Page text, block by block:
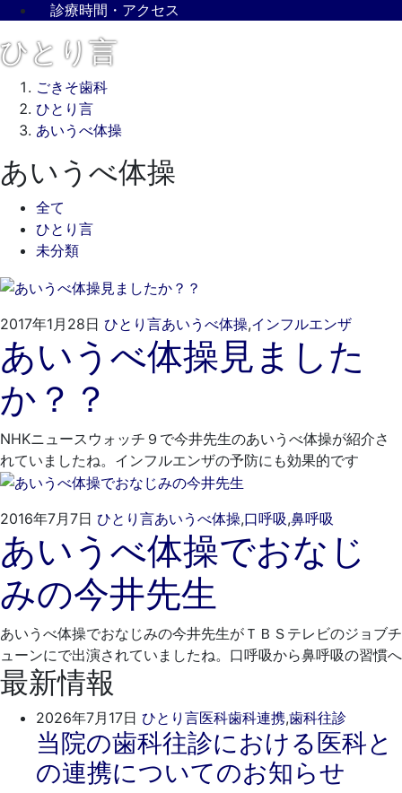
診療時間・アクセス
ひとり言
ごきそ歯科
ひとり言
あいうべ体操
あいうべ体操
全て
ひとり言
未分類
2017年1月28日 ひとり言あいうべ体操,インフルエンザ2022
3
日
ご
そ
あいうべ体操見ました
か？？
NHKニュースウォッチ９で今井先生のあいうべ体操が紹介さ
れていましたね。インフルエンザの予防にも効果的です
2016年7月7日 ひとり言あいうべ体操,口呼吸,鼻呼吸
年
3
日
き
そ
あいうべ体操でおなじ
みの今井先生
あいうべ体操でおなじみの今井先生がＴＢＳテレビのジョブチ
ューンにで出演されていましたね。口呼吸から鼻呼吸の習慣へ
最新情報
2026年7月17日 ひとり言医科歯科連携,歯科往診
年
7
き
そ
当院の歯科往診における医科と
の連携についてのお知らせ